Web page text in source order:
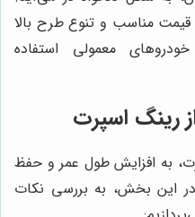
قیمت مناسب و تنوع طرح بالا
معمولی استفاده
رینگ اسپرت
به افزایش طول عمر و حفظ
این بخش، به بررسی نکات